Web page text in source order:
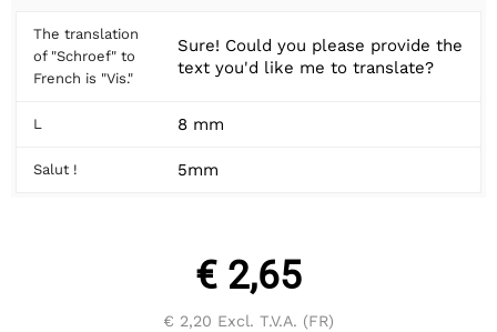
The translation
of "Schroef" to
French is "Vis."
Sure! Could you please provide the
text you'd like me to translate?
L 8 mm
Salut ! 5mm
€ 2,65
€ 2,20 Excl. T.V.A. (FR)